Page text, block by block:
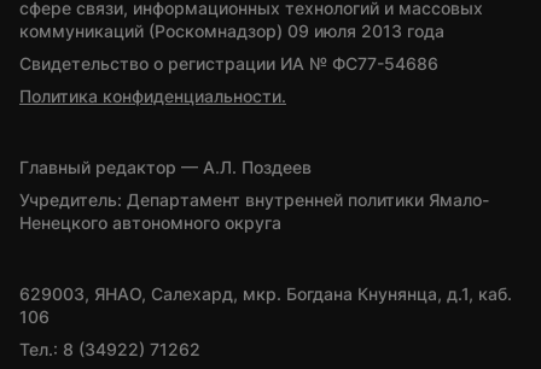
сфере связи, информационных технологий и массовых
коммуникаций (Роскомнадзор) 09 июля 2013 года
Свидетельство о регистрации ИА № ФС77-54686
Политика конфиденциальности.
Главный редактор — А.Л. Поздеев
Учредитель: Департамент внутренней политики Ямало-
Ненецкого автономного округа
629003, ЯНАО, Салехард, мкр. Богдана Кнунянца, д.1, каб.
106
Тел.: 8 (34922) 71262